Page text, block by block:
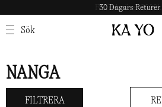
30 Dagars
Sök
STÄNG
NANGA
FILTRERA